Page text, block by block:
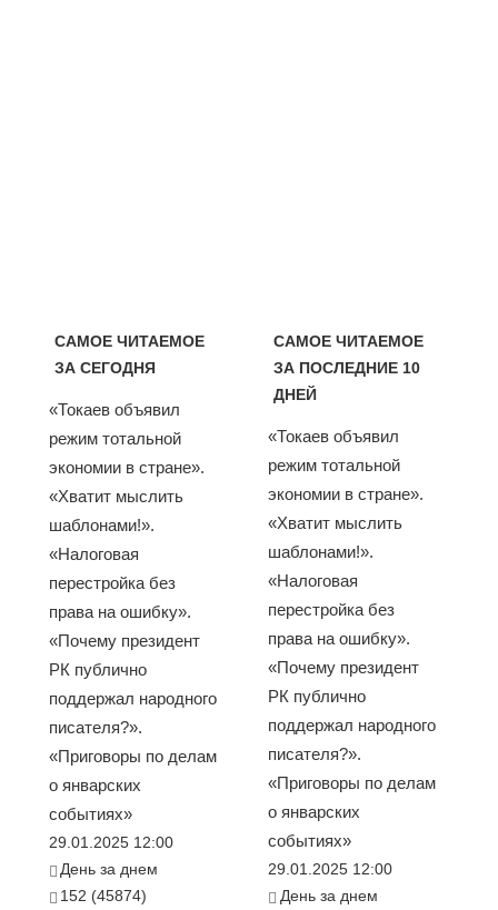
САМОЕ ЧИТАЕМОЕ
ЗА СЕГОДНЯ
«Токаев объявил
режим тотальной
экономии в стране».
«Хватит мыслить
шаблонами!».
«Налоговая
перестройка без
права на ошибку».
«Почему президент
РК публично
поддержал народного
писателя?».
«Приговоры по делам
о январских
событиях»
29.01.2025 12:00
День за днем
152 (45874)
САМОЕ ЧИТАЕМОЕ
ЗА ПОСЛЕДНИЕ 10
ДНЕЙ
«Токаев объявил
режим тотальной
экономии в стране».
«Хватит мыслить
шаблонами!».
«Налоговая
перестройка без
права на ошибку».
«Почему президент
РК публично
поддержал народного
писателя?».
«Приговоры по делам
о январских
событиях»
29.01.2025 12:00
День за днем